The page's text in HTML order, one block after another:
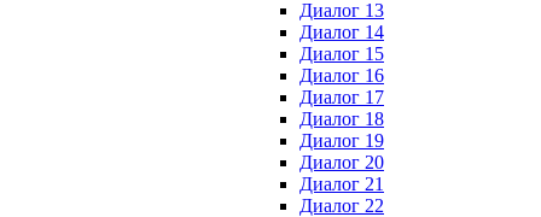
Диалог 13
Диалог 14
Диалог 15
Диалог 16
Диалог 17
Диалог 18
Диалог 19
Диалог 20
Диалог 21
Диалог 22